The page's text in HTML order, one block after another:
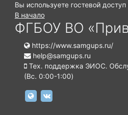
Вы используете гостевой доступ
В начало
ФГБОУ ВО
https://www.samgups.ru/
help@samgups.ru
Тех. поддержка ЭИОС.
(Вc. 0:00-1:00)
https://www.samgups.ru